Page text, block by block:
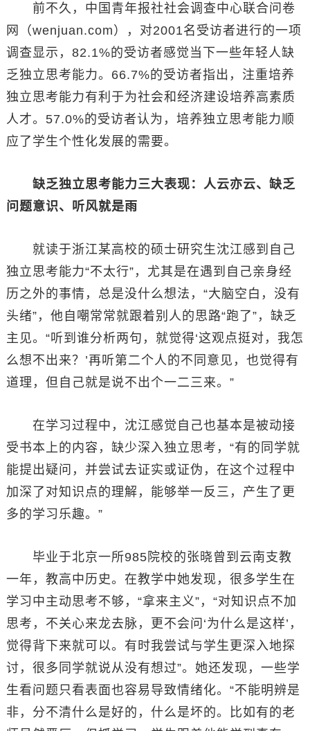
前不久，中国青年报社社会调查中心联合问卷
网（wenjuan.com），对2001名受访者进行的一项
调查显示，82.1%的受访者感觉当下一些年轻人缺
乏独立思考能力。66.7%的受访者指出，注重培养
独立思考能力有利于为社会和经济建设培养高素质
人才。57.0%的受访者认为，培养独立思考能力顺
应了学生个性化发展的需要。
缺乏独立思考能力三大表现：人云亦云、缺乏
问题意识、听风就是雨
就读于浙江某高校的硕士研究生沈江感到自己
独立思考能力“不太行”，尤其是在遇到自己亲身经
历之外的事情，总是没什么想法，“大脑空白，没有
头绪”，他自嘲常常就跟着别人的思路“跑了”，缺乏
主见。“听到谁分析两句，就觉得‘这观点挺对，我怎
么想不出来？’再听第二个人的不同意见，也觉得有
道理，但自己就是说不出个一二三来。”
在学习过程中，沈江感觉自己也基本是被动接
受书本上的内容，缺少深入独立思考，“有的同学就
能提出疑问，并尝试去证实或证伪，在这个过程中
加深了对知识点的理解，能够举一反三，产生了更
多的学习乐趣。”
毕业于北京一所985院校的张晓曾到云南支教
一年，教高中历史。在教学中她发现，很多学生在
学习中主动思考不够，“拿来主义”，“对知识点不加
思考，不关心来龙去脉，更不会问‘为什么是这样’，
觉得背下来就可以。有时我尝试与学生更深入地探
讨，很多同学就说从没有想过”。她还发现，一些学
生看问题只看表面也容易导致情绪化。“不能明辨是
非，分不清什么是好的，什么是坏的。比如有的老